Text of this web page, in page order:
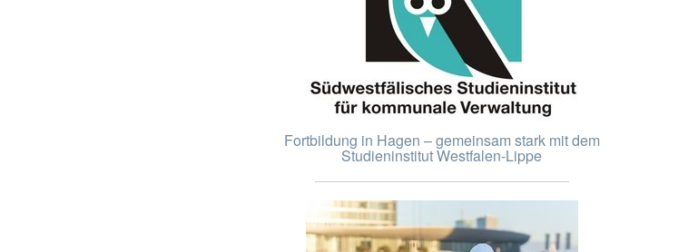
Fortbildung in Hagen – gemeinsam stark mit dem
Studieninstitut Westfalen-Lippe